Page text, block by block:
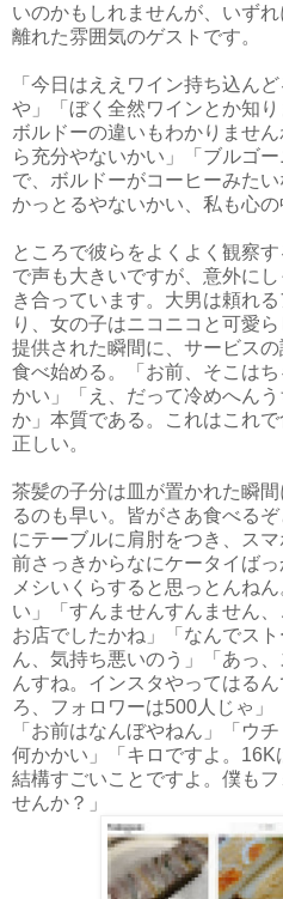
いのかもしれませんが、いず
離れた雰囲気のゲストです。
「今日はええワイン持ち込ん
や」「ぼく全然ワインとか知
ボルドーの違いもわかりませ
ら充分やないかい」「ブルゴ
で、ボルドーがコーヒーみた
かっとるやないかい、私も心の
ところで彼らをよくよく観察
で声も大きいですが、意外に
き合っています。大男は頼れ
り、女の子はニコニコと可愛
提供された瞬間に、サービス
食べ始める。「お前、そこは
かい」「え、だって冷めへん
か」本質である。これはこれ
正しい。
茶髪の子分は皿が置かれた瞬
るのも早い。皆がさあ食べる
にテーブルに肩肘をつき、ス
前さっきからなにケータイば
メシいくらすると思っとんね
い」「すんませんすんません
お店でしたかね」「なんでス
ん、気持ち悪いのう」「あっ
んすね。インスタやってはる
ろ、フォロワーは500人じゃ」
「お前はなんぼやねん」「ウ
何かかい」「キロですよ。16K
結構すごいことですよ。僕も
せんか？」